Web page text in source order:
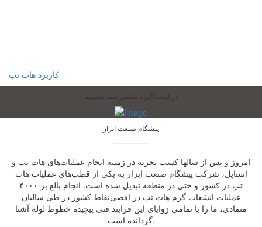
کاربرد هات تپ
در اینستاگرام منتظر شما هستیم
پیشگام صنعت ابزار
امروز و پس از سالها کسب تجربه در زمینه انجام عملیات‌های هات تپ و
استاپل، شرکت پیشگام صنعت ابزار به یکی از قطب‌های عملیات هات
تپ در کشور و حتی در منطقه تبدیل شده است. انجام بالغ بر ۴۰۰۰
عملیات انشعاب گرم هات تپ در اقصی‌نقاط کشور در طی سالیان
متمادی، ما را با تمامی زوایای این فرایند فنی پیچیده خطوط لوله آشنا
گردانده است.